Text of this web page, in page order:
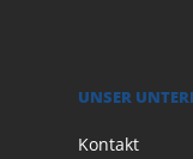
UNSER
Kontakt